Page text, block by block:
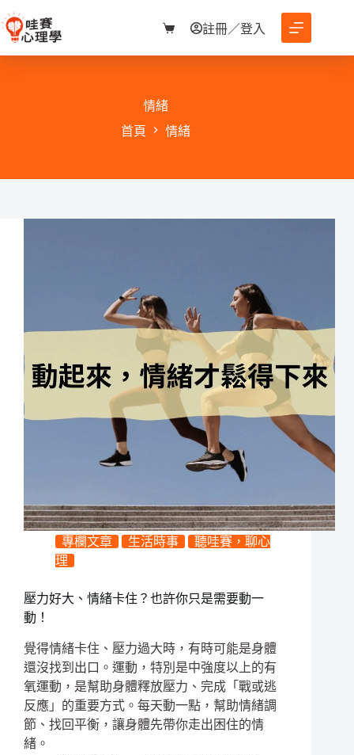
至
購
物
註冊／登入
情緒
首頁
情緒
專欄文章 生活時事
聽哇賽，聊心
理
壓力好大、情緒卡住？也許你只是需要動一
動！
覺得情緒卡住、壓力過大時，有時可能是身體
還沒找到出口。運動，特別是中強度以上的有
氧運動，是幫助身體釋放壓力、完成「戰或逃
反應」的重要方式。每天動一點，幫助情緒調
節、找回平衡，讓身體先帶你走出困住的情
緒。